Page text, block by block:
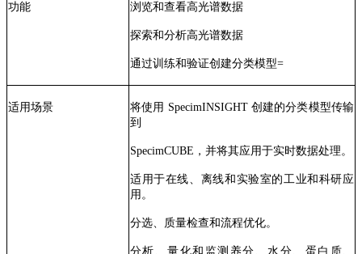
功能 浏览和查看高光谱数据
探索和分析高光谱数据
通过训练和验证创建分类模型=
适用场景
将使用 SpecimINSIGHT 创建的分类模型传输
到
SpecimCUBE，并将其应用于实时数据处理。
适用于在线、离线和实验室的工业和科研应
用。
分选、质量检查和流程优化。
分析、量化和监测养分、水分、蛋白质、